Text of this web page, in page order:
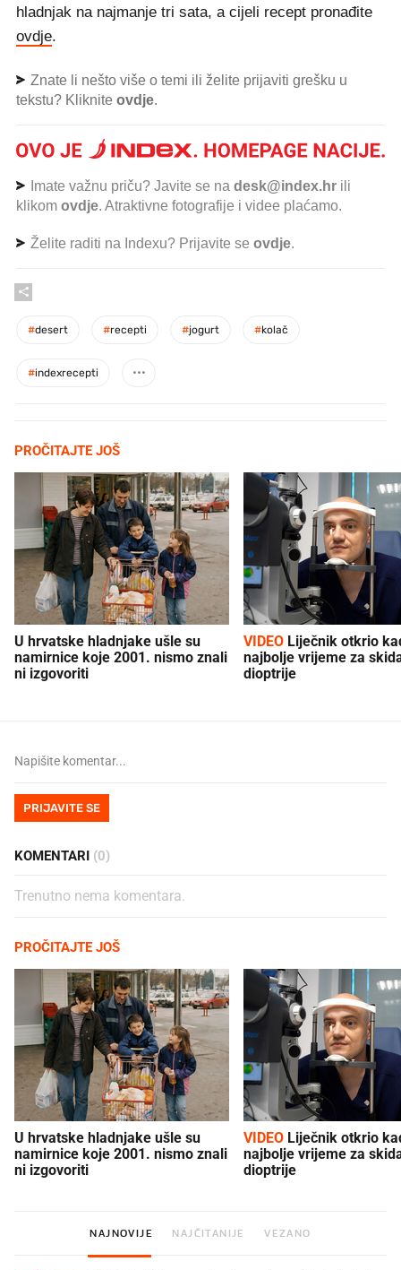
hladnjak na najmanje tri sata, a cijeli recept pronađite
ovdje.
Znate li nešto više o temi ili želite prijaviti grešku u
tekstu? Kliknite ovdje.
Imate važnu priču? Javite se na desk@index.hr ili
klikom ovdje. Atraktivne fotografije i videe plaćamo.
Želite raditi na Indexu? Prijavite se ovdje.
#desert #recepti #jogurt #kolač
#indexrecepti
PROČITAJTE JOŠ
U hrvatske hladnjake ušle su
namirnice koje 2001. nismo znali
ni izgovoriti
VIDEO
najbolje vrijeme za
dioptrije
PRIJAVITE SE
KOMENTARI (0)
Trenutno nema komentara.
PROČITAJTE JOŠ
U hrvatske hladnjake ušle su
namirnice koje 2001. nismo znali
ni izgovoriti
VIDEO
najbolje vrijeme za
dioptrije
NAJNOVIJE NAJČITANIJE VEZANO